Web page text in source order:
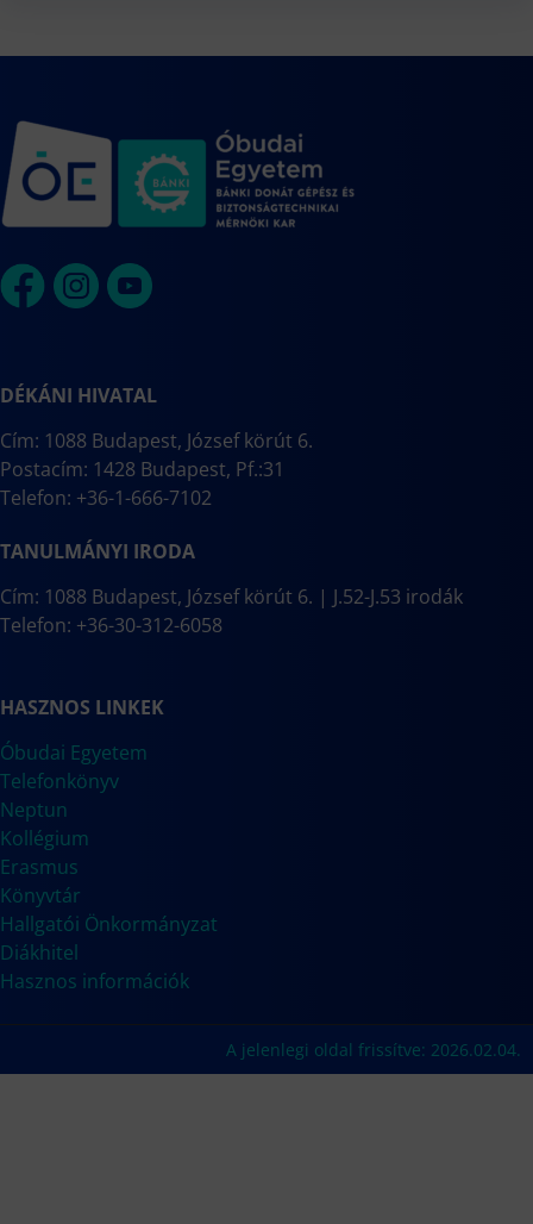
DÉKÁNI HIVATAL
Cím: 1088 Budapest, József körút 6.
Postacím: 1428 Budapest, Pf.:31
Telefon: +36-1-666-7102
TANULMÁNYI IRODA
Cím: 1088 Budapest, József körút 6. | J.52-J.53 irodák
Telefon: +36-30-312-6058
HASZNOS LINKEK
Óbudai Egyetem
Telefonkönyv
Neptun
Kollégium
Erasmus
Könyvtár
Hallgatói Önkormányzat
Diákhitel
Hasznos információk
A jelenlegi oldal frissítve: 2026.02.04.